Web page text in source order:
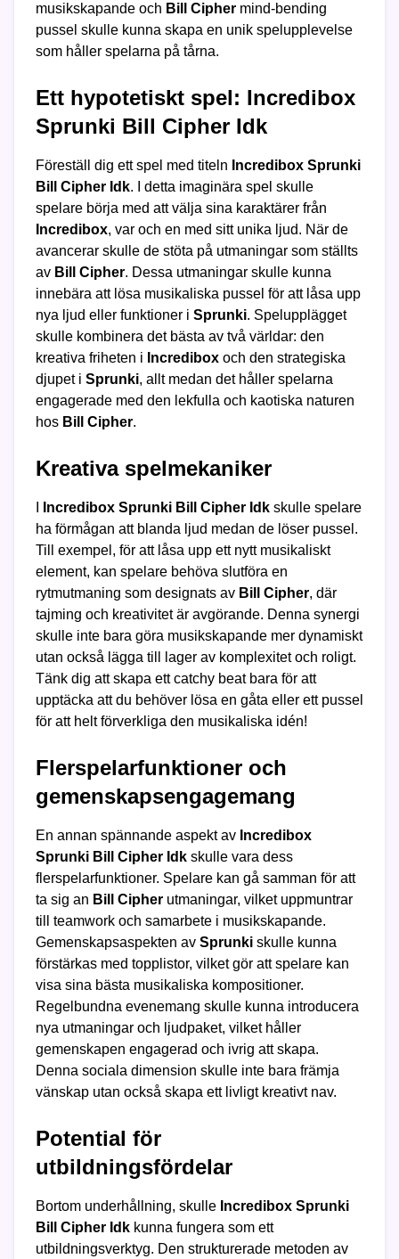
musikskapande och Bill Cipher mind-bending
pussel skulle kunna skapa en unik spelupplevelse
som håller spelarna på tårna.
Ett hypotetiskt spel: Incredibox
Sprunki Bill Cipher Idk
Föreställ dig ett spel med titeln Incredibox Sprunki
Bill Cipher Idk. I detta imaginära spel skulle
spelare börja med att välja sina karaktärer från
Incredibox, var och en med sitt unika ljud. När de
avancerar skulle de stöta på utmaningar som ställts
av Bill Cipher. Dessa utmaningar skulle kunna
innebära att lösa musikaliska pussel för att låsa upp
nya ljud eller funktioner i Sprunki. Spelupplägget
skulle kombinera det bästa av två världar: den
kreativa friheten i Incredibox och den strategiska
djupet i Sprunki, allt medan det håller spelarna
engagerade med den lekfulla och kaotiska naturen
hos Bill Cipher.
Kreativa spelmekaniker
Incredibox Sprunki Bill Cipher Idk skulle spelare
ha förmågan att blanda ljud medan de löser pussel.
Till exempel, för att låsa upp ett nytt musikaliskt
element, kan spelare behöva slutföra en
rytmutmaning som designats av Bill Cipher, där
tajming och kreativitet är avgörande. Denna synergi
skulle inte bara göra musikskapande mer dynamiskt
utan också lägga till lager av komplexitet och roligt.
Tänk dig att skapa ett catchy beat bara för att
upptäcka att du behöver lösa en gåta eller ett pussel
för att helt förverkliga den musikaliska idén!
Flerspelarfunktioner och
gemenskapsengagemang
En annan spännande aspekt av Incredibox
Sprunki Bill Cipher Idk skulle vara dess
flerspelarfunktioner. Spelare kan gå samman för att
ta sig an Bill Cipher utmaningar, vilket uppmuntrar
till teamwork och samarbete i musikskapande.
Gemenskapsaspekten av Sprunki skulle kunna
förstärkas med topplistor, vilket gör att spelare kan
visa sina bästa musikaliska kompositioner.
Regelbundna evenemang skulle kunna introducera
nya utmaningar och ljudpaket, vilket håller
gemenskapen engagerad och ivrig att skapa.
Denna sociala dimension skulle inte bara främja
vänskap utan också skapa ett livligt kreativt nav.
Potential för
utbildningsfördelar
Bortom underhållning, skulle Incredibox Sprunki
Bill Cipher Idk kunna fungera som ett
utbildningsverktyg. Den strukturerade metoden av